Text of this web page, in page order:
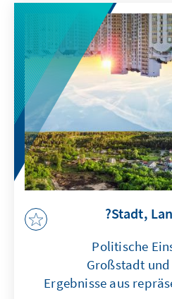
Informationen. Die
Initiativen und
Nutzung
demokratischer
Stadt,
Politische
Großstadt
Ergebnisse aus